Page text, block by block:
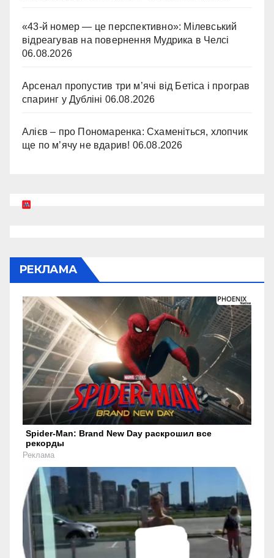
«43-й номер — це перспективно»: Мілевський
відреагував на повернення Мудрика в Челсі
06.08.2026
Арсенал пропустив три м’ячі від Бетіса і програв
спаринг у Дубліні 06.08.2026
Алієв – про Пономаренка: Схаменіться, хлопчик
ще по м’ячу не вдарив! 06.08.2026
РЕКЛАМА
Spider-Man: Brand New Day раскрошил все
рекорды
Реклама